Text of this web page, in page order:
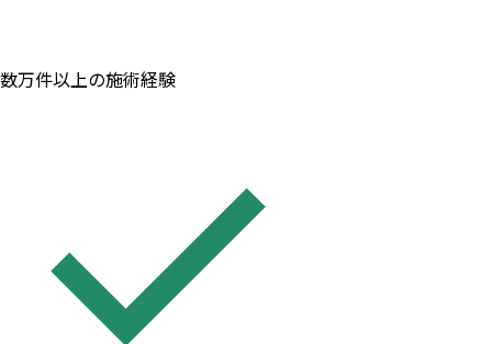
数万件以上の施術経験